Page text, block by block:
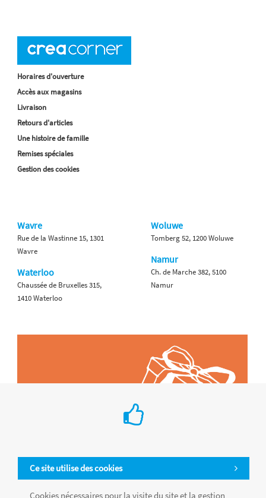
Ce site utilise des cookies
Cookies nécessaires pour la visite du site et la gestion
Horaires d'ouverture
Accès aux magasins
Livraison
Retours d'articles
Une histoire de famille
Remises spéciales
Gestion des cookies
Wavre
Rue de la Wastinne 15, 1301
Wavre
Waterloo
Chaussée de Bruxelles 315,
1410 Waterloo
Woluwe
Tomberg 52, 1200 Woluwe
Namur
Ch. de Marche 382, 5100
Namur